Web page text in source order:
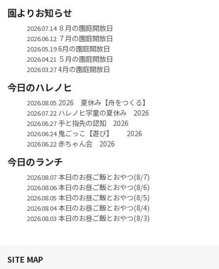
園よりお知らせ
2026.07.14８月の園庭開放日
2026.06.12 ７月の園庭開放日
2026.05.196月の園庭開放日
2026.04.21 ５月の園庭開放日
2026.03.274月の園庭開放日
今日のハレノヒ
2026.08.05 2026 夏休み【舟をつくる】
2026.07.22 ハレノヒ学童の夏休み 2026
2026.06.27手と指先の認知 2026
2026.06.24鬼ごっこ【遊び】 2026
2026.06.22 赤ちゃん会 2026
今日のランチ
2026.08.07本日のお昼ご飯とおやつ(8/7)
2026.08.06本日のお昼ご飯とおやつ(8/6)
2026.08.05 本日のお昼ご飯とおやつ(8/5)
2026.08.04本日のお昼ご飯とおやつ(8/4)
2026.08.03 本日のお昼ご飯とおやつ(8/3)
SITE MAP